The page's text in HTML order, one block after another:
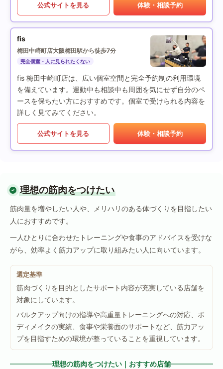
公式サイトを見る 体験・相談予約
fis
梅田中崎町店大阪梅田駅から徒歩7分
完全個室・人に見られたくない
fis 梅田中崎町店は、広い個室空間と完全予約制の利用環境
を備えています。運動中も相談中も周囲を気にせず自分のペ
ースを保ちたい方におすすめです。個室で受けられる内容を
詳しく見てみてください。
公式サイトを見る 体験・相談予約
理想の筋肉をつけたい
筋肉量を増やしたい人や、メリハリのある体づくりを目指したい
人におすすめです。
一人ひとりに合わせたトレーニングや食事のアドバイスを受けな
がら、効率よく筋力アップに取り組みたい人に向いています。
選定基準
筋肉づくりを目的としたサポート内容が充実している店舗を
対象にしています。
バルクアップ向けの指導や高重量トレーニングへの対応、ボ
ディメイクの実績、食事や栄養面のサポートなど、筋力アッ
プを目指すための環境が整っていることを重視しています。
理想の筋肉をつけたい｜おすすめ店舗